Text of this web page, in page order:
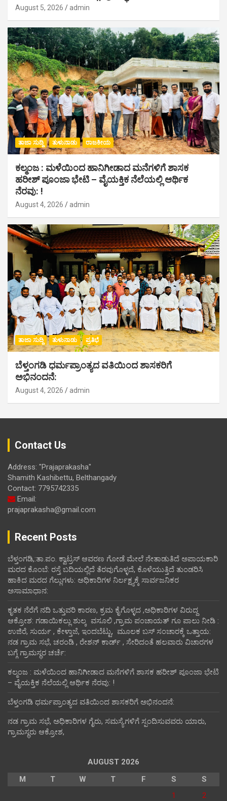
August 5, 2026 admin
ತಾಜಾ ಸುದ್ದಿ ತುಳುನಾಡು ರಾಜಕೀಯ
ಕಲ್ಮಂಜ : ಮಳೆಯಿಂದ ಹಾನಿಗೀಡಾದ ಮನೆಗಳಿಗೆ ಶಾಸಕ
ಹರೀಶ್ ಪೂಂಜಾ ಭೇಟಿ – ವೈಯಕ್ತಿಕ ನೆಲೆಯಲ್ಲಿ ಆರ್ಥಿಕ‌
ನೆರವು: !
August 4, 2026 admin
ತಾಜಾ ಸುದ್ದಿ ತುಳುನಾಡು ಪ್ರತಿಭೆ
ಬೆಳ್ತಂಗಡಿ ಧರ್ಮಪ್ರಾಂತ್ಯದ ವತಿಯಿಂದ ಶಾಸಕರಿಗೆ
ಅಭಿನಂದನೆ:
August 4, 2026 admin
Contact Us
Address: "Prajaprakasha"
Shamith Kashibettu, Belthangady
Contact: 7795742335
Email:
prajaprakasha@gmail.com
Recent Posts
ಬೆಳ್ತಂಗಡಿ,:ತಾ.ಪಂ‌. ಕ್ವಾಟ್ರಸ್ ಆವರಣ ಗೋಡೆ ಮೇಲೆ ನೇತಾಡುತಿದೆ ಅಪಾಯಕಾರಿ
ಮರದ ಕೊಂಬೆ: ರಸ್ತೆ ಬದಿಯಲ್ಲಿದೆ ತೆರವುಗೊಳ್ಳದೆ, ಕೊಳೆಯುತ್ತಿದೆ ತುಂಡರಿಸಿ
ಹಾಕಿದ ಮರದ ಗೆಲ್ಲುಗಳು: ಅಧಿಕಾರಿಗಳ ನಿರ್ಲಕ್ಷ್ಯಕ್ಕೆ ಸಾರ್ವಜನಿಕರ
ಅಸಾಮಾಧಾನ:
ಕೃತಕ ನೆರೆಗೆ ನದಿ ಒತ್ತುವರಿ ಕಾರಣ, ಕ್ರಮ ಕೈಗೊಳ್ಳದ ,ಅಧಿಕಾರಿಗಳ ವಿರುದ್ದ
ಆಕ್ರೋಶ: ಗಡಾಯಿಕಲ್ಲು ಶುಲ್ಕ ವಸೂಲಿ ,ಗ್ರಾಮ ಪಂಚಾಯತ್ ಗೂ ಪಾಲು ನೀಡಿ :
ಉಜಿರೆ, ಸುರ್ಯ , ಕೇಳ್ತಾಜೆ, ಇಂದಬೆಟ್ಟು, ಮೂಲಕ ಬಸ್ ಸಂಚಾರಕ್ಕೆ ಒತ್ತಾಯ:
ನಡ ಗ್ರಾಮ ಸಭೆ, ಚರಂಡಿ , ರೇಶನ್ ಕಾರ್ಡ್ , ಸೇರಿದಂತೆ ಹಲವಾರು ವಿಚಾರಗಳ
ಬಗ್ಗೆ ಗ್ರಾಮಸ್ಥರ ಚರ್ಚೆ:
ಕಲ್ಮಂಜ : ಮಳೆಯಿಂದ ಹಾನಿಗೀಡಾದ ಮನೆಗಳಿಗೆ ಶಾಸಕ ಹರೀಶ್ ಪೂಂಜಾ ಭೇಟಿ
– ವೈಯಕ್ತಿಕ ನೆಲೆಯಲ್ಲಿ ಆರ್ಥಿಕ‌ ನೆರವು: !
ಬೆಳ್ತಂಗಡಿ ಧರ್ಮಪ್ರಾಂತ್ಯದ ವತಿಯಿಂದ ಶಾಸಕರಿಗೆ ಅಭಿನಂದನೆ:
ನಡ ಗ್ರಾಮ ಸಭೆ, ಅಧಿಕಾರಿಗಳ ಗೈರು, ಸಮಸ್ಯೆಗಳಿಗೆ ಸ್ಪಂದಿಸುವವರು ಯಾರು,
ಗ್ರಾಮಸ್ಥರು ಆಕ್ರೋಶ,
AUGUST 2026
M
T W T F S
S
1
2